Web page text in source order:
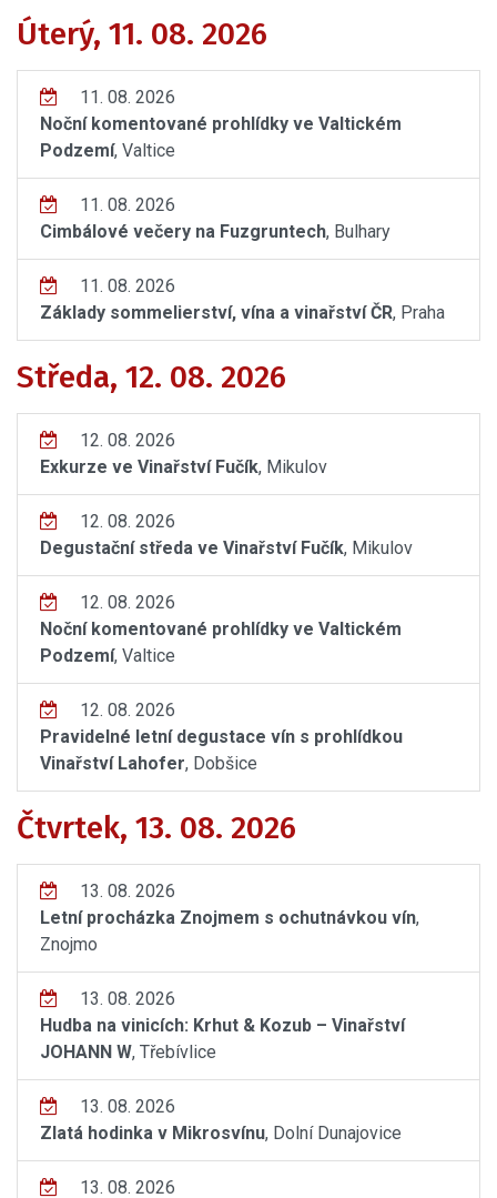
Úterý, 11. 08. 2026
11. 08. 2026
Noční komentované prohlídky ve Valtickém
Podzemí, Valtice
11. 08. 2026
Cimbálové večery na Fuzgruntech, Bulhary
11. 08. 2026
Základy sommelierství, vína a vinařství ČR, Praha
Středa, 12. 08. 2026
12. 08. 2026
Exkurze ve Vinařství Fučík, Mikulov
12. 08. 2026
Degustační středa ve Vinařství Fučík, Mikulov
12. 08. 2026
Noční komentované prohlídky ve Valtickém
Podzemí, Valtice
12. 08. 2026
Pravidelné letní degustace vín s prohlídkou
Vinařství Lahofer, Dobšice
Čtvrtek, 13. 08. 2026
13. 08. 2026
Letní procházka Znojmem s ochutnávkou vín,
Znojmo
13. 08. 2026
Hudba na vinicích: Krhut & Kozub – Vinařství
JOHANN W, Třebívlice
13. 08. 2026
Zlatá hodinka v Mikrosvínu, Dolní Dunajovice
13. 08. 2026